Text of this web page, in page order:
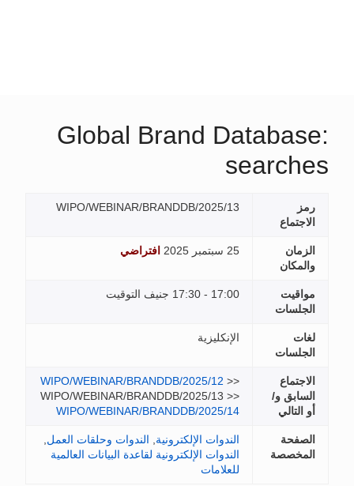
Global Brand Database:
searches
رمز
الاجتماع
WIPO/WEBINAR/BRANDDB/2025/13
الزمان
والمكان
25 سبتمبر 2025 افتراضي
مواقيت
الجلسات
17:00 - 17:30 جنيف التوقيت
لغات
الجلسات
الإنكليزية
الاجتماع
السابق و/
أو التالي
WIPO/WEBINAR/BRANDDB/2025/12 >>
WIPO/WEBINAR/BRANDDB/2025/13 >>
WIPO/WEBINAR/BRANDDB/2025/14
الصفحة
المخصصة
الندوات الإلكترونية الندوات وحلقات العمل
الندوات الإلكترونية لقاعدة البيانات العالمية
للعلامات